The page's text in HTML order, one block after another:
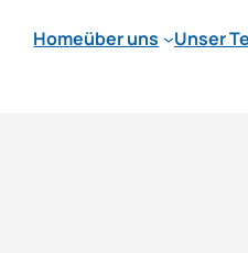
Homeüber uns Unser